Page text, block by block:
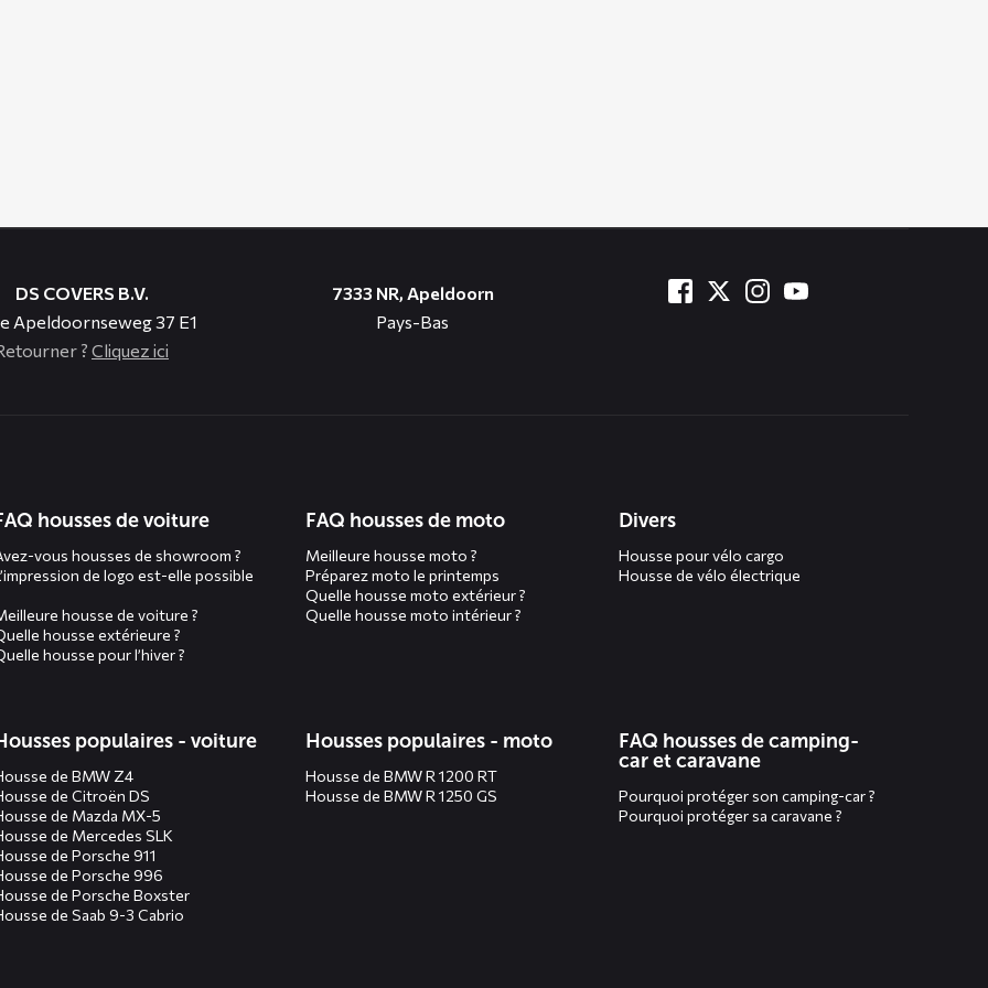
DS COVERS B.V.
Apeldoornseweg 37 E1
? Cliquez ici
7333 NR, Apeldoorn
Pays-Bas
housses de voiture
vous housses de showroom ?
de logo est-elle possible
housse de voiture ?
housse extérieure ?
housse pour l’hiver ?
FAQ housses de moto
Meilleure housse moto ?
Préparez moto le printemps
Quelle housse moto extérieur ?
Quelle housse moto intérieur ?
Divers
Housse pour vélo cargo
Housse de vélo électrique
populaires - voiture
de BMW Z4
de Citroën DS
de Mazda MX-5
de Mercedes SLK
de Porsche 911
de Porsche 996
de Porsche Boxster
de Saab 9-3 Cabrio
Housses populaires - moto
Housse de BMW R 1200 RT
Housse de BMW R 1250 GS
FAQ housses de camping-
car et caravane
Pourquoi protéger son camping-car ?
Pourquoi protéger sa caravane ?